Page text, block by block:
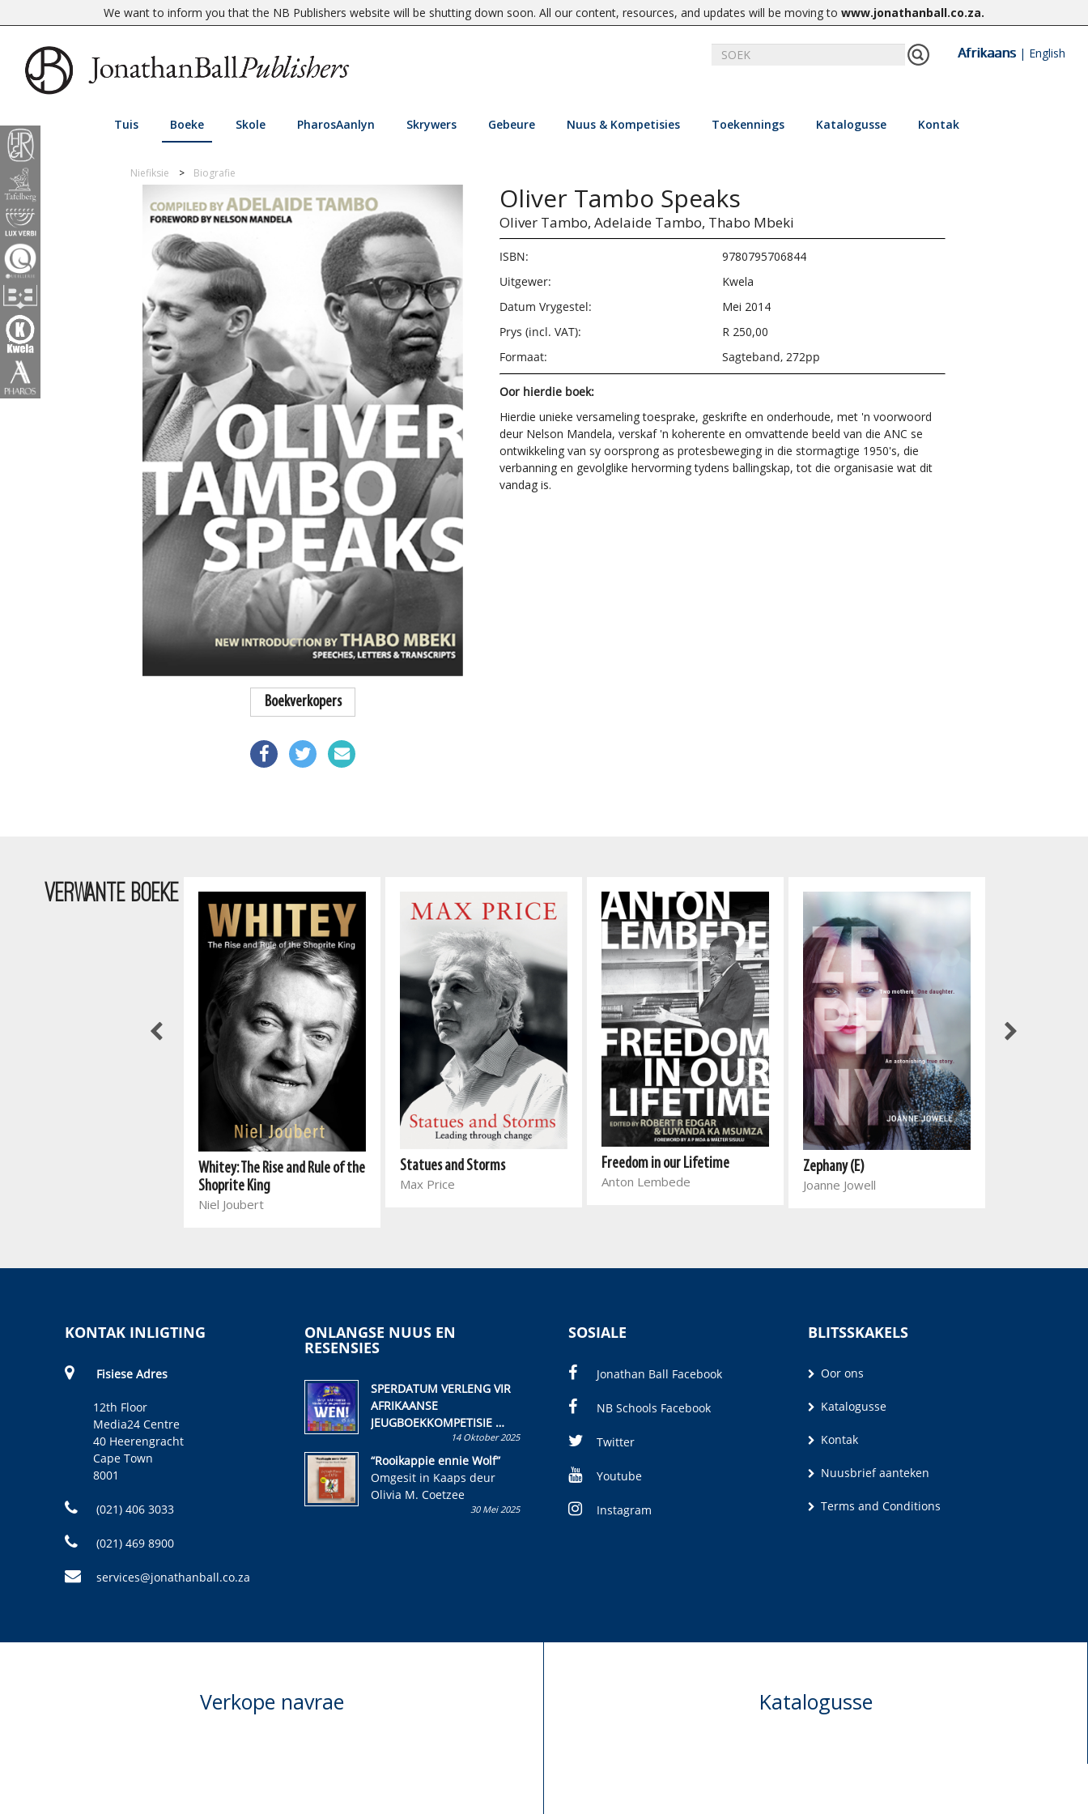
We want to inform you that the NB Publishers website will be shutting down soon. All our content, resources, and updates will be moving to www.jonathanball.co.za.
Afrikaans| English
Tuis Boeke Skole PharosAanlyn Skrywers Gebeure Nuus & Kompetisies Toekennings Katalogusse Kontak
Niefiksie Biografie
Boekverkopers
Oliver Tambo Speaks
Oliver Tambo, Adelaide Tambo, Thabo Mbeki
ISBN:
9780795706844
Uitgewer:
Kwela
Datum Vrygestel:
Mei 2014
Prys (incl. VAT):
R 250,00
Formaat:
Sagteband, 272pp
Oor hierdie boek:
Hierdie unieke versameling toesprake, geskrifte en onderhoude, met 'n voorwoord
deur Nelson Mandela, verskaf 'n koherente en omvattende beeld van die ANC se
ontwikkeling van sy oorsprong as protesbeweging in die stormagtige 1950's, die
verbanning en gevolglike hervorming tydens ballingskap, tot die organisasie wat dit
vandag is.
VERWANTE BOEKE
Whitey: The Rise and Rule of the
Shoprite King
Niel Joubert
Statues and Storms
Max Price
Freedom in our Lifetime
Anton Lembede
Zephany (E)
Joanne Jowell
KONTAK INLIGTING
Fisiese Adres
12th Floor
Media24 Centre
40 Heerengracht
Cape Town
8001
(021) 406 3033
(021) 469 8900
services@jonathanball.co.za
ONLANGSE NUUS EN
RESENSIES
SPERDATUM VERLENG VIR
AFRIKAANSE
JEUGBOEKKOMPETISIE
Skryf ’n jeugboek of
kinderboek en staan ’n
kans om R50 000 te wen!
14 Oktober 2025
“Rooikappie ennie Wolf”
Omgesit in Kaaps deur
Olivia M. Coetzee
30 Mei 2025
SOSIALE
Jonathan Ball Facebook
NB Schools Facebook
Twitter
Youtube
Instagram
BLITSSKAKELS
Oor ons
Katalogusse
Kontak
Nuusbrief aanteken
Terms and Conditions
Verkope navrae Katalogusse